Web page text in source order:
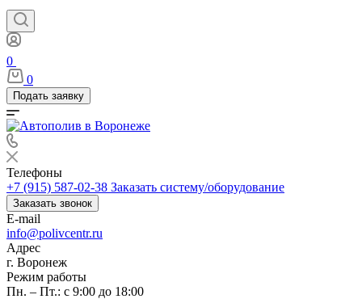
0
0
Подать заявку
Телефоны
+7 (915) 587-02-38 Заказать систему/оборудование
Заказать звонок
E-mail
info@polivcentr.ru
Адрес
г. Воронеж
Режим работы
Пн. – Пт.: с 9:00 до 18:00